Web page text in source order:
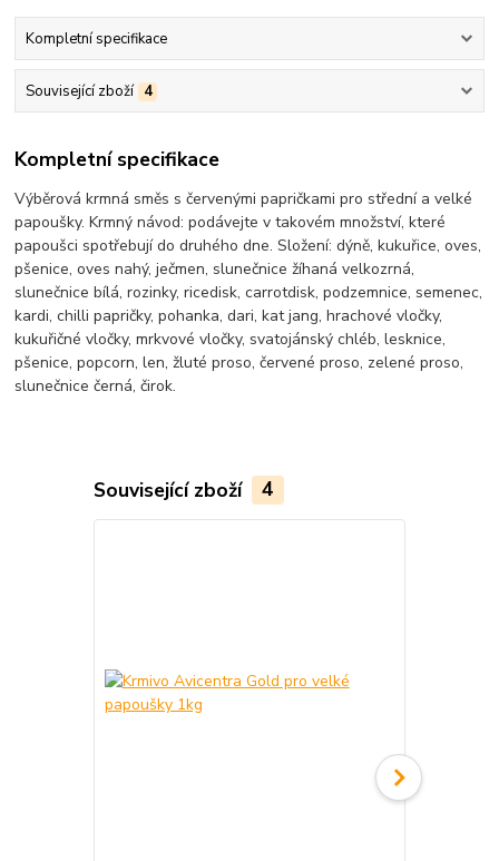
Kompletní specifikace
Související zboží 4
Kompletní specifikace
Výběrová krmná směs s červenými papričkami pro střední a velké
papoušky. Krmný návod: podávejte v takovém množství, které
papoušci spotřebují do druhého dne. Složení: dýně, kukuřice, oves,
pšenice, oves nahý, ječmen, slunečnice žíhaná velkozrná,
slunečnice bílá, rozinky, ricedisk, carrotdisk, podzemnice, semenec,
kardi, chilli papričky, pohanka, dari, kat jang, hrachové vločky,
kukuřičné vločky, mrkvové vločky, svatojánský chléb, lesknice,
pšenice, popcorn, len, žluté proso, červené proso, zelené proso,
slunečnice černá, čirok.
Související zboží 4